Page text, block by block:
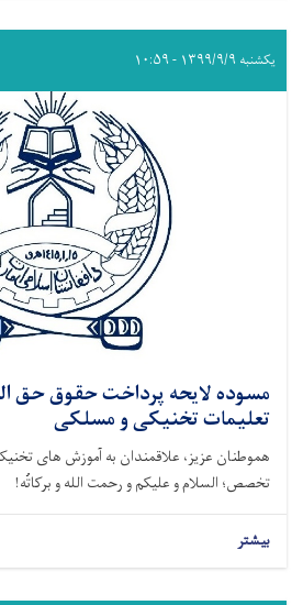
یکشنبه ۱۳۹۹/۹/۹ - ۱۰:۵۹
مسوده لایحه پرداخت حقوق حق
تعلیمات تخنیکی و مسلکی
هموطنان عزیز، علاقمندان به آموزش های
تخصص؛ السلام و علیکم و رحمت الله و برکاتُه!
بیشتر